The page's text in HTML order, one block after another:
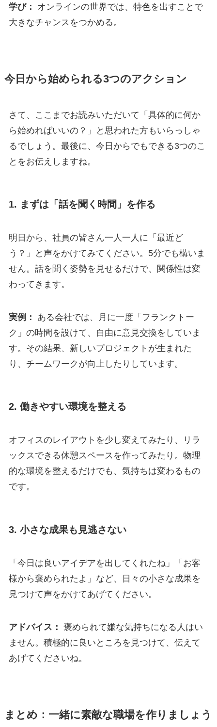
学び：
オンラインの世界では、特色を出すことで
大きなチャンスをつかめる。
今日から始められる3つのアクション
さて、ここまでお読みいただいて「具体的に何か
ら始めればいいの？」と思われた方もいらっしゃ
るでしょう。最後に、今日からでもできる3つのこ
とをお伝えしますね。
1. まずは「話を聞く時間」を作る
明日から、社員の皆さん一人一人に「最近ど
う？」と声をかけてみてください。5分でも構いま
せん。話を聞く姿勢を見せるだけで、関係性は変
わってきます。
実例：
ある会社では、月に一度「フランクトー
ク」の時間を設けて、自由に意見交換をしていま
す。その結果、新しいプロジェクトが生まれた
り、チームワークが向上したりしています。
2. 働きやすい環境を整える
オフィスのレイアウトを少し変えてみたり、リラ
ックスできる休憩スペースを作ってみたり。物理
的な環境を整えるだけでも、気持ちは変わるもの
です。
3. 小さな成果も見逃さない
「今日は良いアイデアを出してくれたね」「お客
様から褒められたよ」など、日々の小さな成果を
見つけて声をかけてあげてください。
アドバイス： 褒められて嫌な気持ちになる人はい
ません。積極的に良いところを見つけて、伝えて
あげてくださいね。
まとめ：一緒に素敵な職場を作りましょう